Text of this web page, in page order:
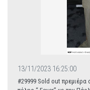
13/11/2023 16:25:00
#29999 Sold out πρεμιέρα